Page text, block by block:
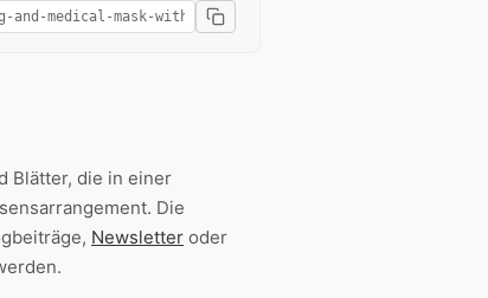
Blätter, die in einer
Die
Newsletter oder